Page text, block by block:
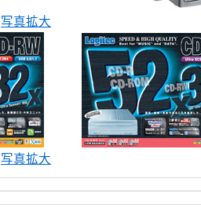
写真拡大
写真拡大